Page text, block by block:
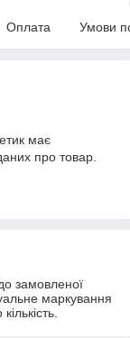
Оплата Умови
має
про товар.
замовленої
маркування